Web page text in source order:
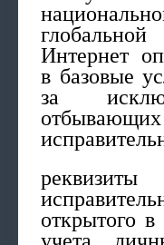
Интернет
в базовые
за
открытого